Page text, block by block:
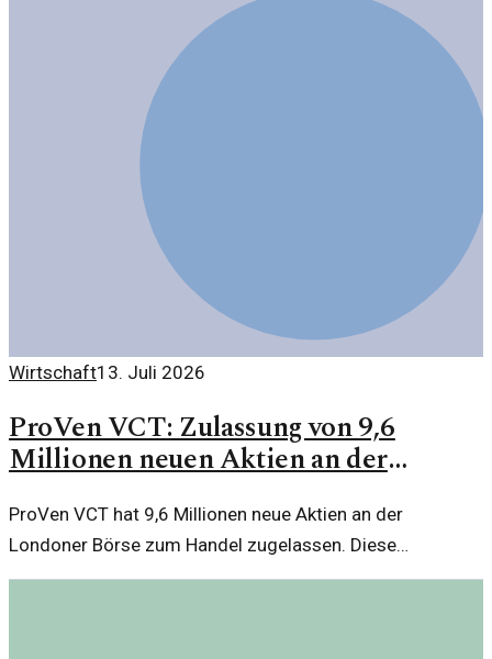
Wirtschaft13. Juli 2026
ProVen VCT: Zulassung von 9,6
Millionen neuen Aktien an der
ProVen VCT hat 9,6 Millionen neue Aktien an der
Londoner Börse zum Handel zugelassen. Diese
Entscheidung könnte weitreichende Folgen für Investoren